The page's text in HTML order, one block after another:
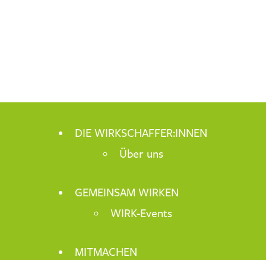
DIE WIRKSCHAFFER:INNEN
Über uns
GEMEINSAM WIRKEN
WIRK-Events
MITMACHEN